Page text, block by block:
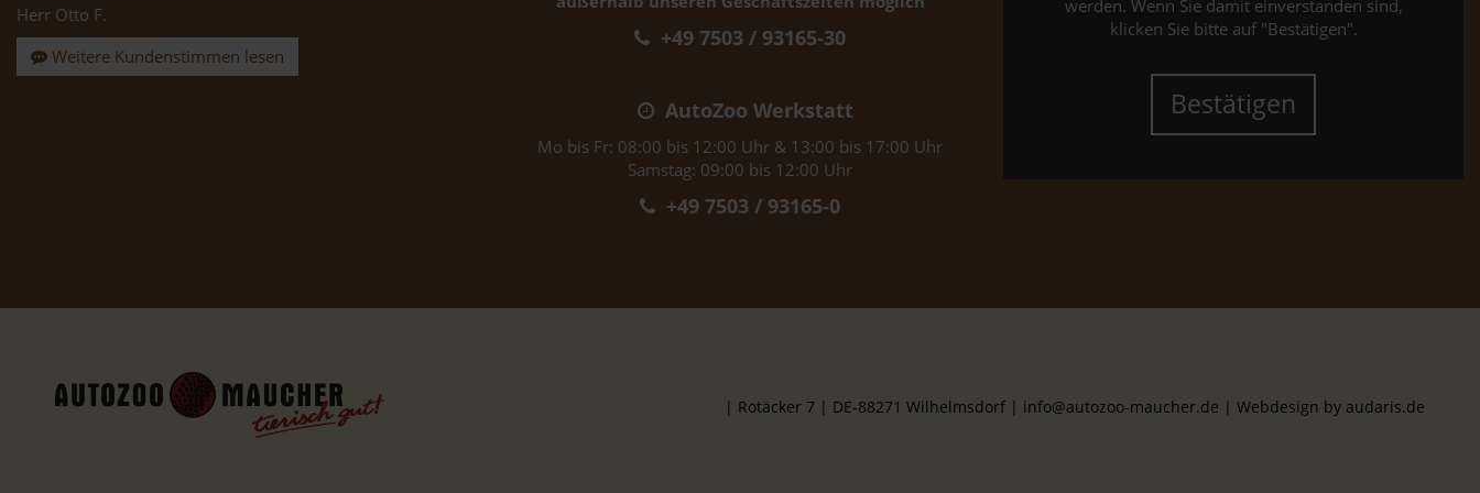
Herr Otto F.
Weitere Kundenstimmen lesen
+49 7503 / 93165-30
AutoZoo Werkstatt
Mo bis Fr: 08:00 bis 12:00 Uhr & 13:00 bis 17:00 Uhr
Samstag: 09:00 bis 12:00 Uhr
+49 7503 / 93165-0
werden. Wenn Sie damit einverstanden sind,
klicken Sie bitte auf "Bestätigen".
Bestätigen
| Rotäcker 7 | DE-88271 Wilhelmsdorf | info@autozoo-maucher.de | Webdesign by audaris.de